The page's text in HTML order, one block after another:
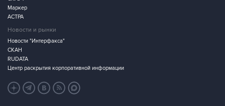
Маркер
АСТРА
Новости и рынки
Новости "Интерфакса"
СКАН
RUDATA
Центр раскрытия корпоративной информации